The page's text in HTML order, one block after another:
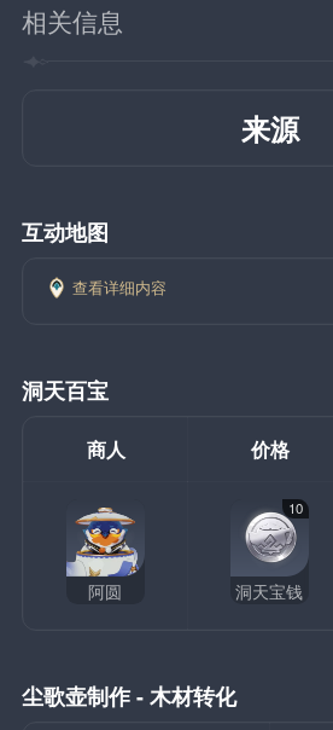
相关信息
来源
互动地图
查看详细内容
洞天百宝
商人 价格
阿圆
10
洞天宝钱
尘歌壶制作 - 木材转化